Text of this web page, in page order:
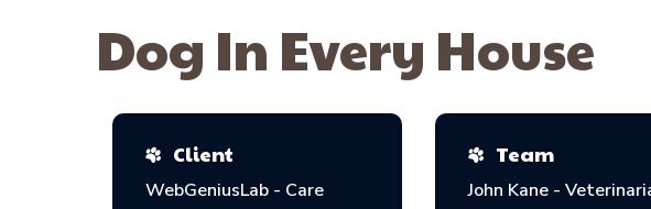
Dog In Every House
Client
WebGeniusLab - Care
Team
John Kane -